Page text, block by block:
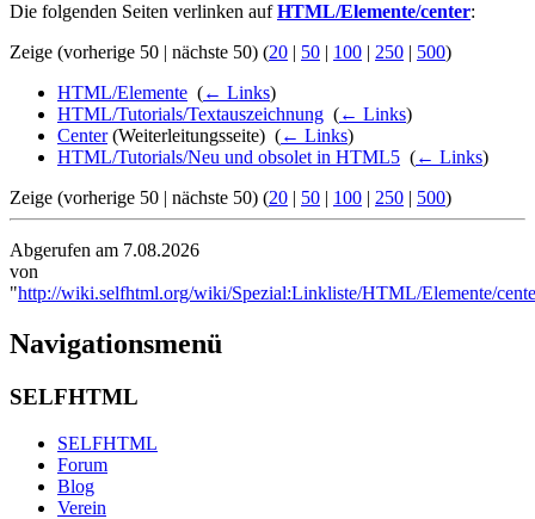
Die folgenden Seiten verlinken aufHTML/Elemente/center:
Zeige (vorherige 50 | nächste 50) (20 | 50 | 100 | 250 | 500)
HTML/Elemente (← Links)
HTML/Tutorials/Textauszeichnung (← Links)
Center(Weiterleitungsseite) ‎ (← Links)
HTML/Tutorials/Neu und obsolet in HTML5 (← Links)
Zeige (vorherige 50 | nächste 50) (20 | 50 | 100 | 250 | 500)
Abgerufen am 7.08.2026
von
"http://wiki.selfhtml.org/wiki/Spezial:Linkliste/HTML/Elemente/
Navigationsmenü
SELFHTML
SELFHTML
Forum
Blog
Verein